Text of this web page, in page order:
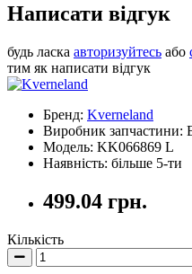
Написати відгук
будь ласка авторизуйтесь або
тим як написати відгук
Бренд: Kverneland
Виробник запчастини:
Модель: KK066869 L
Наявність: більше 5-ти
499.04 грн.
Кількість